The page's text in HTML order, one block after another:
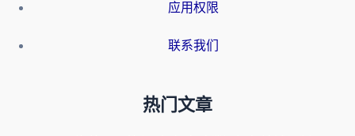
应用权限
联系我们
热门文章